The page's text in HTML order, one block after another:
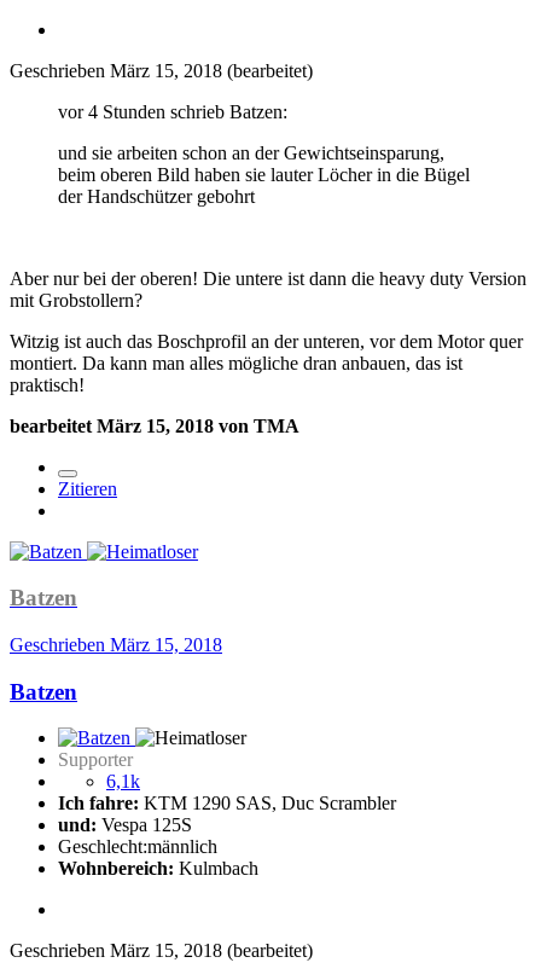
Geschrieben März 15, 2018 (bearbeitet)
vor 4 Stunden schrieb Batzen:
und sie arbeiten schon an der Gewichtseinsparung,
beim oberen Bild haben sie lauter Löcher in die Bügel
der Handschützer gebohrt
Aber nur bei der oberen! Die untere ist dann die heavy duty Version
mit Grobstollern?
Witzig ist auch das Boschprofil an der unteren, vor dem Motor quer
montiert. Da kann man alles mögliche dran anbauen, das ist
praktisch!
bearbeitet März 15, 2018 von TMA
Zitieren
Batzen
Geschrieben März 15, 2018
Batzen
Supporter
6,1k
Ich fahre: KTM 1290 SAS, Duc Scrambler
und: Vespa 125S
Geschlecht:männlich
Wohnbereich: Kulmbach
Geschrieben März 15, 2018 (bearbeitet)